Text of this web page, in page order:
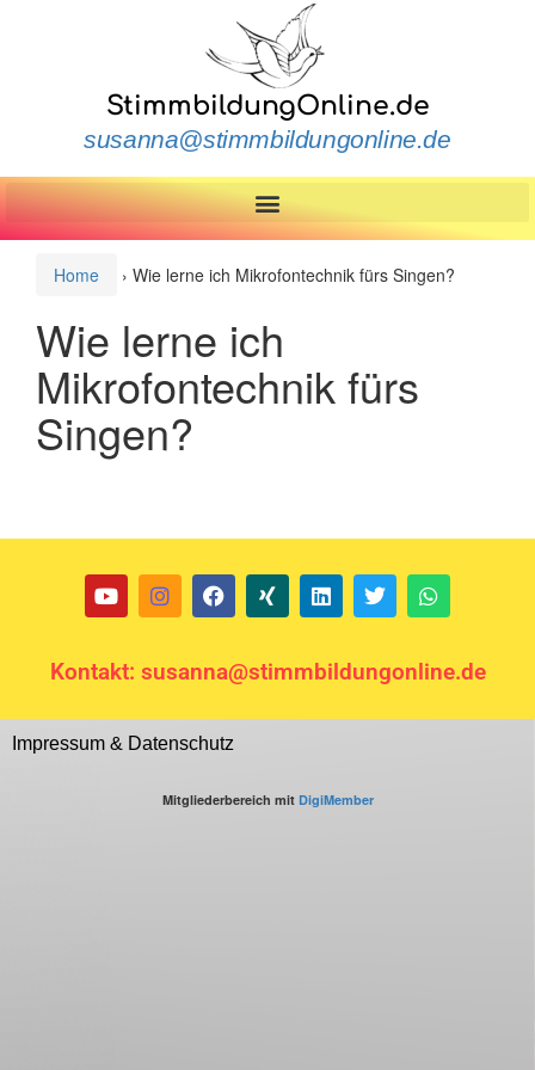
StimmbildungOnline.de
susanna@stimmbildungonline.de
Home › Wie lerne ich Mikrofontechnik fürs Singen?
Wie lerne ich
Mikrofontechnik fürs
Singen?
Kontakt: susanna@stimmbildungonline.de
Impressum & Datenschutz
Mitgliederbereich mit DigiMember